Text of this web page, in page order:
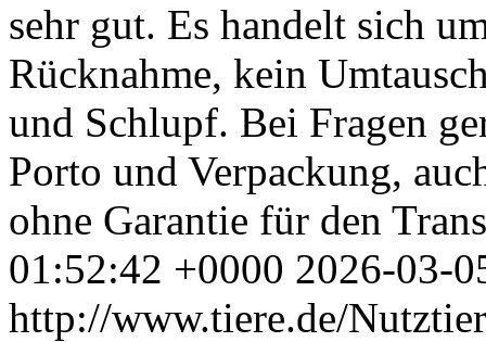
sehr gut. Es handelt sich
Rücknahme, kein
und Schlupf. Bei Fragen
Porto und Verpackung,
ohne Garantie für den
01:52:42 +0000 2026-03-
http://www.tiere.de/